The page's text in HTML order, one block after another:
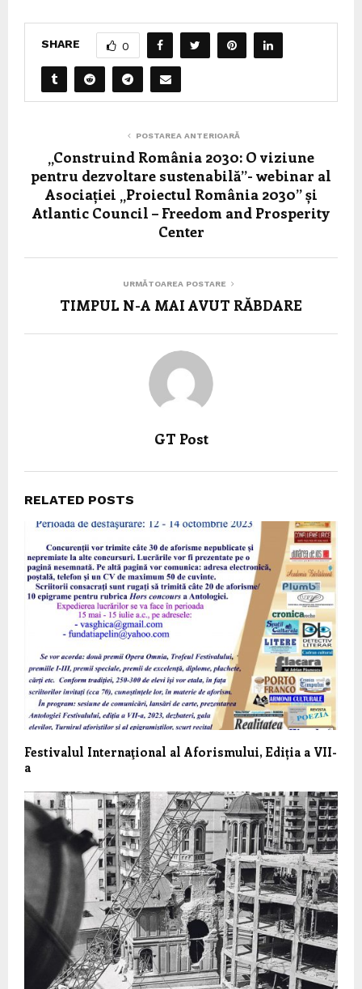
SHARE 0
POSTAREA ANTERIOARĂ
„Construind România 2030: O viziune
pentru dezvoltare sustenabilă”- webinar al
Asociației „Proiectul România 2030” și
Atlantic Council – Freedom and Prosperity
Center
URMĂTOAREA POSTARE
TIMPUL N-A MAI AVUT RĂBDARE
GT Post
RELATED POSTS
Festivalul Internaţional al Aforismului, Ediția a VII-
a